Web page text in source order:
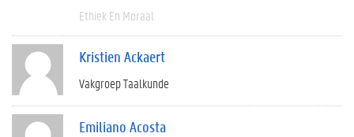
Ethiek En Moraal
Kristien Ackaert
Vakgroep Taalkunde
Emiliano Acosta